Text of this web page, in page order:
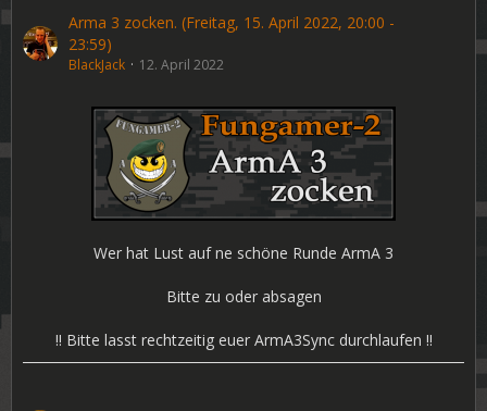
Arma 3 zocken. (Freitag, 15. April 2022, 20:00 -
23:59)
BlackJack 12. April 2022
Wer hat Lust auf ne schöne Runde ArmA 3
Bitte zu oder absagen
!! Bitte lasst rechtzeitig euer ArmA3Sync durchlaufen !!